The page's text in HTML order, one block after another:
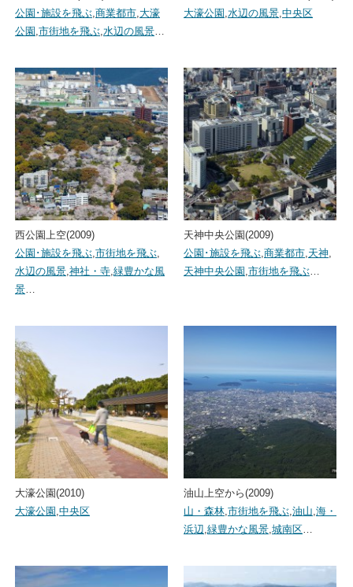
公園･施設を飛ぶ,商業都市,大濠
公園 ,市街地を飛ぶ,水辺の風景…
大濠公園 ,水辺の風景,中央区
西公園上空(2009)
公園･施設を飛ぶ,市街地を飛ぶ,
水辺の風景,神社・寺,緑豊かな風
景…
天神中央公園(2009)
公園･施設を飛ぶ,商業都市,天神,
天神中央公園 ,市街地を飛ぶ…
大濠公園(2010)
大濠公園 ,中央区
油山上空から(2009)
山・森林,市街地を飛ぶ,油山,海・
浜辺,緑豊かな風景,城南区…